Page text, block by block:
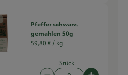
Pfeffer schwarz,
gemahlen 50g
59,80 € / kg
Stück